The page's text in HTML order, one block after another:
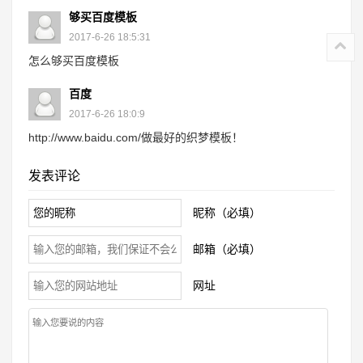
够买百度模板
2017-6-26 18:5:31
怎么够买百度模板
百度
2017-6-26 18:0:9
http://www.baidu.com/做最好的织梦模板！
发表评论
昵称（必填）
邮箱（必填）
网址